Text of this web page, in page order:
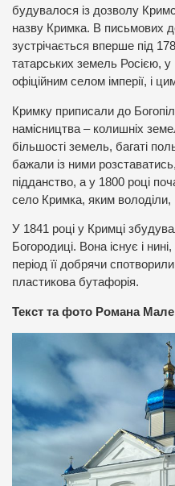
будувалося із дозволу
назву Кримка. В письмових
зустрічається вперше під
татарських земель Росією,
офіційним селом імперії, і
Кримку приписали до
намісництва – колишніх
більшості земель, багаті
бажали із ними
підданство, а у 1800 році
село Кримка, яким володіли,
У 1841 році у Кримці
Богородиці. Вона існує і
період її добрячи
пластикова бутафорія.
Текст та фото Романа